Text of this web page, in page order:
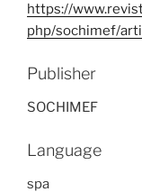
https://
php/sochimef/
Publisher
SOCHIMEF
Language
spa